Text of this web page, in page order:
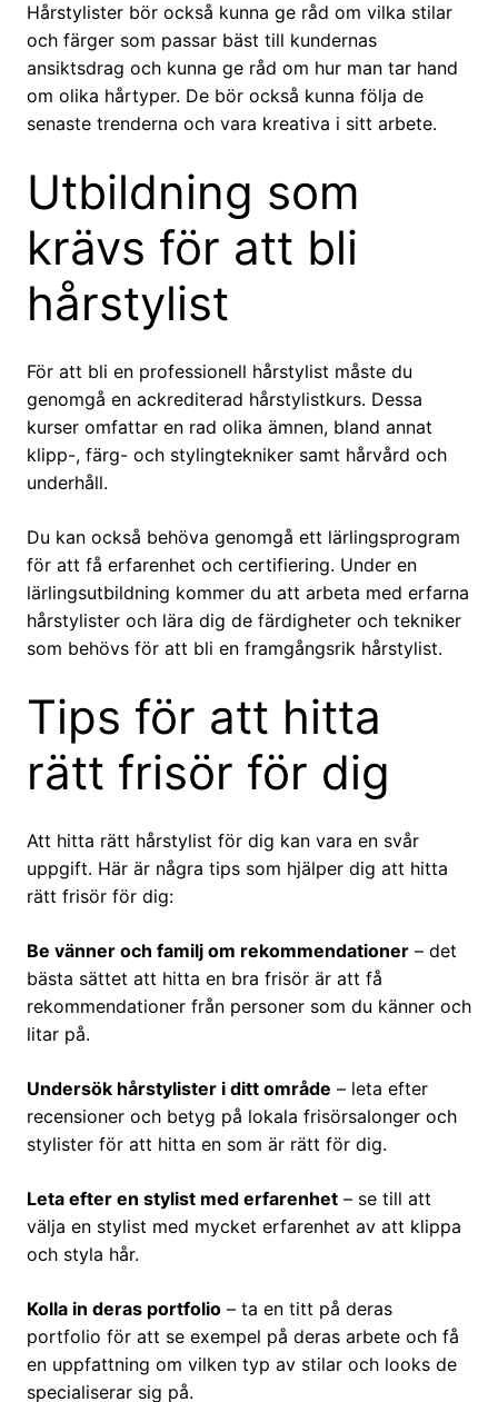
Hårstylister bör också kunna ge råd om vilka stilar
och färger som passar bäst till kundernas
ansiktsdrag och kunna ge råd om hur man tar hand
om olika hårtyper. De bör också kunna följa de
senaste trenderna och vara kreativa i sitt arbete.
Utbildning som
krävs för att bli
hårstylist
För att bli en professionell hårstylist måste du
genomgå en ackrediterad hårstylistkurs. Dessa
kurser omfattar en rad olika ämnen, bland annat
klipp-, färg- och stylingtekniker samt hårvård och
underhåll.
Du kan också behöva genomgå ett lärlingsprogram
för att få erfarenhet och certifiering. Under en
lärlingsutbildning kommer du att arbeta med erfarna
hårstylister och lära dig de färdigheter och tekniker
som behövs för att bli en framgångsrik hårstylist.
Tips för att hitta
rätt frisör för dig
Att hitta rätt hårstylist för dig kan vara en svår
uppgift. Här är några tips som hjälper dig att hitta
rätt frisör för dig:
Be vänner och familj om rekommendationer – det
bästa sättet att hitta en bra frisör är att få
rekommendationer från personer som du känner och
litar på.
Undersök hårstylister i ditt område – leta efter
recensioner och betyg på lokala frisörsalonger och
stylister för att hitta en som är rätt för dig.
Leta efter en stylist med erfarenhet – se till att
välja en stylist med mycket erfarenhet av att klippa
och styla hår.
Kolla in deras portfolio – ta en titt på deras
portfolio för att se exempel på deras arbete och få
en uppfattning om vilken typ av stilar och looks de
specialiserar sig på.